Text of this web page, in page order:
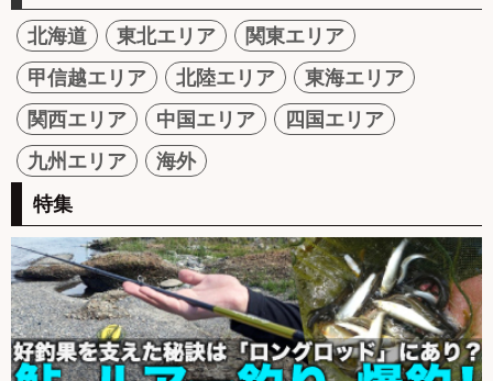
北海道 東北エリア
関東エリア
甲信越エリア
北陸エリア
東海エリア
関西エリア
中国エリア
四国エリア
九州エリア
海外
特集